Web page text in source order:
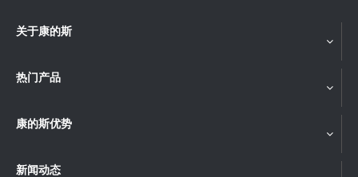
关于康的斯
热门产品
康的斯优势
新闻动态